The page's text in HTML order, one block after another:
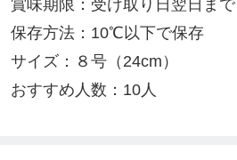
賞味期限：受け取り日翌日まで
保存方法：10℃以下で保存
サイズ：８号（24cm）
おすすめ人数：10人